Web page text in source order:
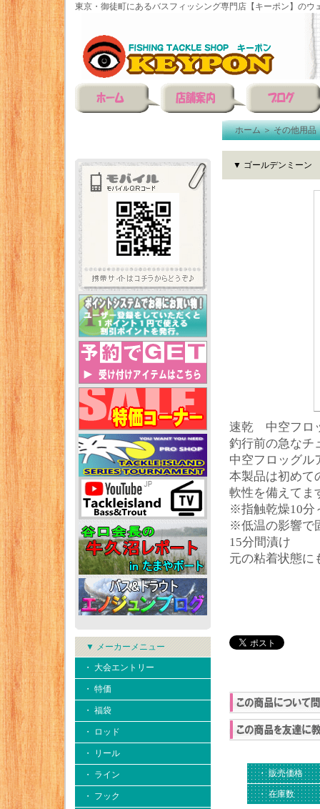
東京・御徒町にあるバスフィッシング専門店【キーポン】のウ
▼ メーカーメニュー
・ 大会エントリー
・ 特価
・ 福袋
・ ロッド
・ リール
・ ライン
・ フック
ホーム＞その他用品
▼ ゴールデンミーン
速乾 中空フロ
釣行前の急なチ
中空フロッグル
本製品は初めて
軟性を備えてま
※指触乾燥10分
※低温の影響で
15分間漬け
元の粘着状態に
・ 販売価格
・ 在庫数